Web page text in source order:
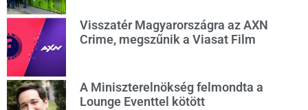
Visszatér Magyarországra az AXN
Crime, megszűnik a Viasat Film
A Miniszterelnökség felmondta a
Lounge Eventtel kötött